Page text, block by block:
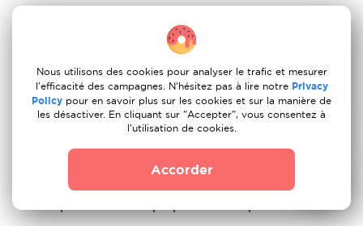
développement des transports en commun à
Prague. Alors que le métro est le moyen le plus
rapide, les tramways et les bus sont plus faciles
à naviguer.
Méfiez-vous des attrape-touristes! Mangez et
sortez uniquement dans des endroits de
confiance, de préférence avec vos amis locaux.
Le temps peut être très pluvieux toute l'année,
alors soyez prêt à porter des bottes
Nous utilisons des cookies pour analyser le trafic et mesurer
l'efficacité des campagnes. N'hésitez pas à lire notre Privacy
Policy pour en savoir plus sur les cookies et sur la manière de
les désactiver. En cliquant sur "Accepter", vous consentez à
l'utilisation de cookies.
Accorder